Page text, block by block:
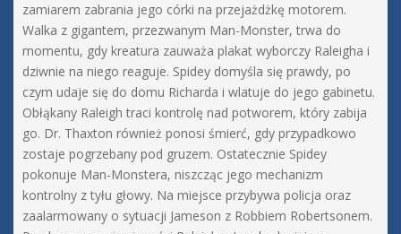
zamiarem zabrania jego córki na przejażdżkę motorem.
Walka z gigantem, przezwanym Man-Monster, trwa do
momentu, gdy kreatura zauważa plakat wyborczy Raleigha i
dziwnie na niego reaguje. Spidey domyśla się prawdy, po
czym udaje się do domu Richarda i wlatuje do jego gabinetu.
Obłąkany Raleigh traci kontrolę nad potworem, który zabija
go. Dr. Thaxton również ponosi śmierć, gdy przypadkowo
zostaje pogrzebany pod gruzem. Ostatecznie Spidey
pokonuje Man-Monstera, niszcząc jego mechanizm
kontrolny z tyłu głowy. Na miejsce przybywa policja oraz
zaalarmowany o sytuacji Jameson z Robbiem Robertsonem.